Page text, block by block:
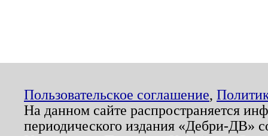
Пользовательское соглашение,
На данном сайте распространяется
периодического издания «Дебри-ДВ»